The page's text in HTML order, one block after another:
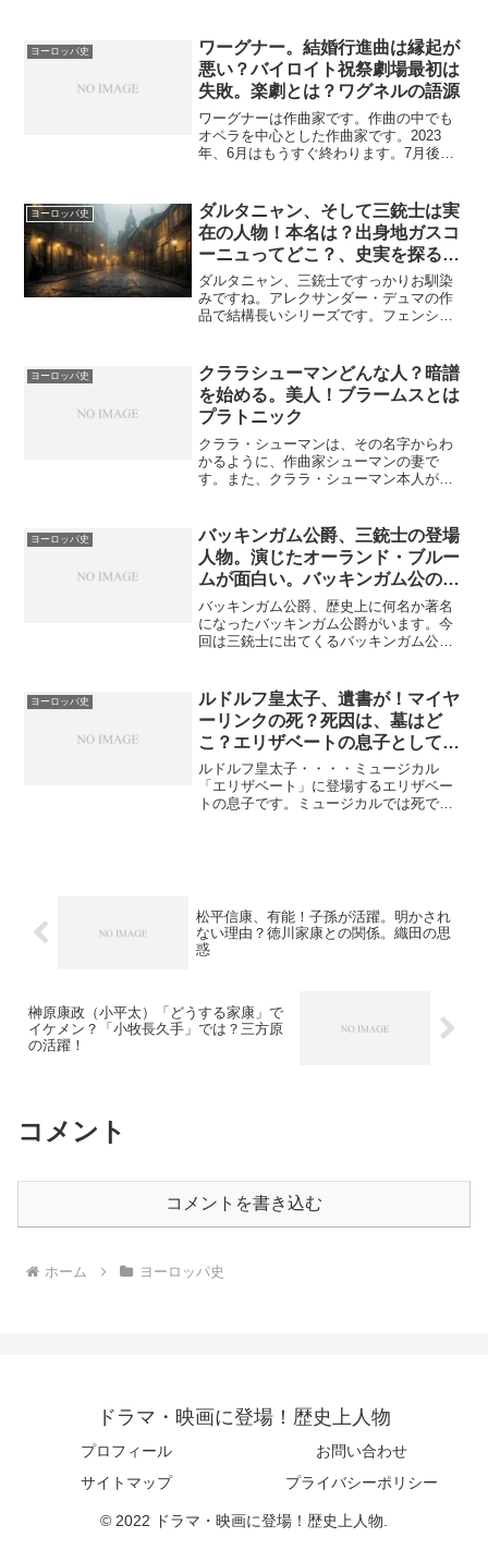
れ、謎の死を遂げました。ルードヴィヒ
２世が心を許したのはエリザベ...
ヨーロッパ史
ワーグナー。結婚行進曲は縁起が
悪い？バイロイト祝祭劇場最初は
失敗。楽劇とは？ワグネルの語源
ワーグナーは作曲家です。作曲の中でも
オペラを中心とした作曲家です。2023
年、6月はもうすぐ終わります。7月後半
す。ワーグナーのオペラ上演が行われま
す。ワーグナーのオペ...
ヨーロッパ史
ダルタニャン、そして三銃士は実
在の人物！本名は？出身地ガスコ
ーニュってどこ？、史実を探る。
名言は今も生きる
ダルタニャン、三銃士ですっかりお馴染
みですね。アレクサンダー・デュマの作
品で結構長いシリーズです。フェンシン
ンも三銃士も実在の人物だったのです。
ダルタニャンの本名もわか...
ヨーロッパ史
クララシューマンどんな人？暗譜
を始める。美人！ブラームスとは
プラトニック
クララ・シューマンは、その名字からわ
かるように、作曲家シューマンの妻で
す。また、クララ・シューマン本人が優
まらず、シューマンの良き妻としての人
生と両立させた女性です。そ...
ヨーロッパ史
バッキンガム公爵、三銃士の登場
人物。演じたオーランド・ブルー
ムが面白い。バッキンガム公の最
後は？
バッキンガム公爵、歴史上に何名か著名
になったバッキンガム公爵がいます。今
回は三銃士に出てくるバッキンガム公爵
違ったバッキンガム公爵を演じていま
す。9月に新たな「ロード・...
ヨーロッパ史
ルドルフ皇太子、遺書が！マイヤ
ーリンクの死？死因は、墓はど
こ？エリザベートの息子として！
ステファニーの存在？
ルドルフ皇太子・・・・ミュージカル
「エリザベート」に登場するエリザベー
トの息子です。ミュージカルでは死であ
松平信康、有能！子孫が活躍。明かされ
ない理由？徳川家康との関係。織田の思
惑
榊原康政（小平太）「どうする家康」で
イケメン？「小牧長久手」では？三方原
の活躍！
コメント
コメントを書き込む
ホーム ヨーロッパ史
ドラマ・映画に登場！歴史上人物
プロフィール
お問い合わせ
サイトマップ
プライバシーポリシー
© 2022 ドラマ・映画に登場！歴史上人物.